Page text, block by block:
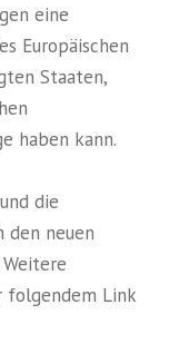
eine
Europäischen
Staaten,
haben kann.
die
neuen
folgendem Link